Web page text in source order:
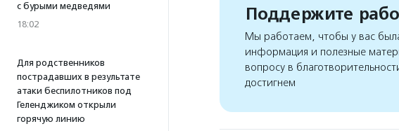
с бурыми медведями
18:02
Для родственников
пострадавших в результате
атаки беспилотников под
Геленджиком открыли
горячую линию
Поддержите
Мы работаем, чтобы у вас
информация и полезные
вопросу в
достигнем